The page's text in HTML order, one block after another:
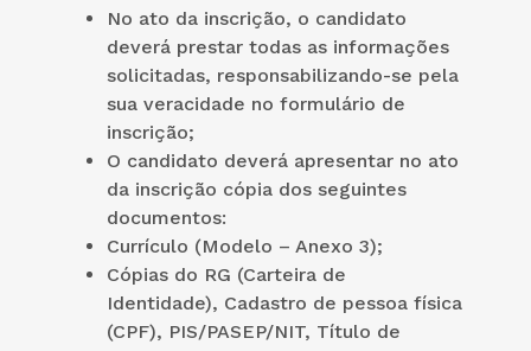
No ato da inscrição, o candidato
deverá prestar todas as informações
solicitadas, responsabilizando-se pela
sua veracidade no formulário de
inscrição;
O candidato deverá apresentar no ato
da inscrição cópia dos seguintes
documentos:
Currículo (Modelo – Anexo 3);
Cópias do RG (Carteira de
Identidade), Cadastro de pessoa física
(CPF), PIS/PASEP/NIT, Título de